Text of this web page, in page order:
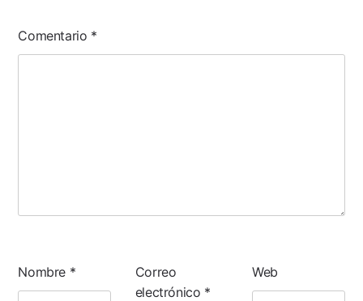
Comentario *
Nombre *
Correo
electrónico *
Web